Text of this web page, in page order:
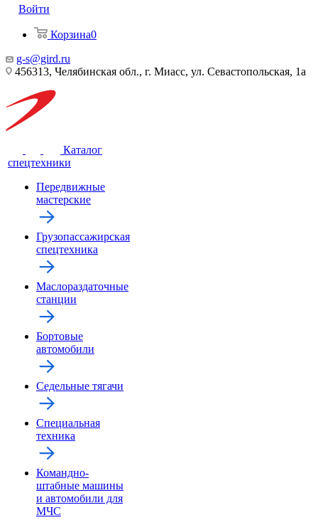
Войти
Корзина0
g-s@gird.ru
456313, Челябинская обл., г. Миасс, ул. Севастопольская, 1а
Каталог
спецтехники
Передвижные
мастерские
Грузопассажирская
спецтехника
Маслораздаточные
станции
Бортовые
автомобили
Седельные тягачи
Специальная
техника
Командно-
штабные машины
и автомобили для
МЧС